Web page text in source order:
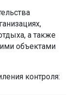
а также
объектами
контроля: